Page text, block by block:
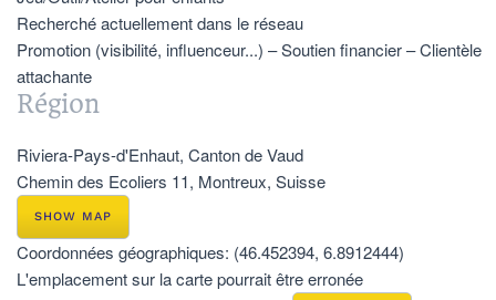
Recherché actuellement dans le réseau
Promotion (visibilité, influenceur...) – Soutien financier – Clientèle
attachante
Région
Riviera-Pays-d'Enhaut, Canton de Vaud
Chemin des Ecoliers 11, Montreux, Suisse
SHOW MAP
Coordonnées géographiques: (46.452394, 6.8912444)
L'emplacement sur la carte pourrait être erronée